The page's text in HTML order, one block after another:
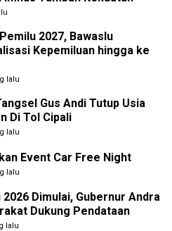
2027, Bawaslu
Kepemiluan hingga ke
lalu
Gus Andi Tutup Usia
Di Tol Cipali
lalu
Event Car Free Night
lalu
Dimulai, Gubernur Andra
Dukung Pendataan
lalu